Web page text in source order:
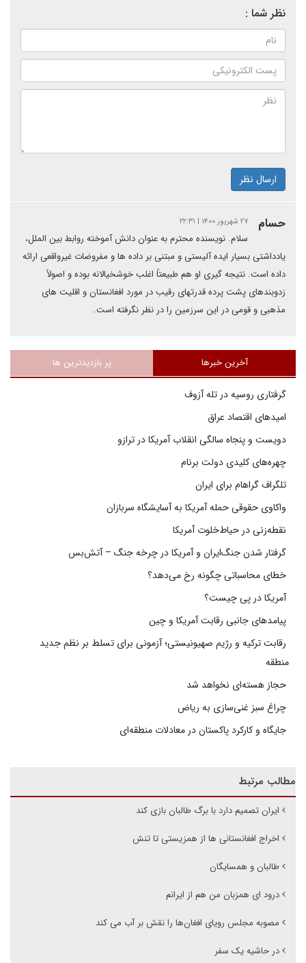
نظر شما :
ارسال نظر
حسام ۲۷ شهریور ۱۴۰۰ | ۲۲:۳۱
سلام. نویسنده محترم به عنوان دانش آموخته روابط بین الملل،
یادداشتی بسیار ایده آلیستی و مبتنی بر داده ها و مفروضات غیرواقعی ارائه
داده است. نتیجه گیری او هم طبیعتاً اغلب خوشخیالانه بوده و اصولاً
زدوبندهای پشت پرده قدرتهای رقیب در مورد افغانستان و اقلیت های
مذهبی و قومی در این سرزمین را در نظر نگرفته است.
آخرین خبرها پر بازدیدترین ها
گرفتاری روسیه در تله آزوف
امیدهای اقتصاد عراق
دویست و پنجاه سالگی انقلاب آمریکا در ترازو
چهره‌های کلیدی دولت برنام
تلگراف گراهام برای ایران
واکاوی حقوقی حمله آمریکا به آسایشگاه سربازان
نقطه‌زنی در حیاط‌خلوت آمریکا
گرفتار شدن جنگ‌ایران و آمریکا در چرخه جنگ – آتش‌بس
خطای محاسباتی چگونه رخ می‌دهد؟
آمریکا در پی چیست؟
پیامدهای جانبی رقابت آمریکا و چین
رقابت ترکیه و رژیم صهیونیستی؛ آزمونی برای تسلط بر نظم جدید
منطقه
حجاز هسته‌ای نخواهد شد
چراغ سبز غنی‌سازی به ریاض
جایگاه و کارکرد پاکستان در معادلات منطقه‌ای
مطالب مرتبط
ایران تصمیم دارد با برگ طالبان بازی کند
اخراج افغانستانی ها از همزیستی تا تنش
طالبان و همسایگان
درود ای همزبان من هم از ایرانم
مصوبه مجلس رویای افغان‌ها را نقش بر آب می کند
در حاشیه یک سفر